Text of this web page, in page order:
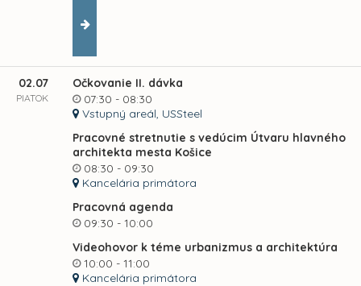
02.07
PIATOK
Očkovanie II. dávka
07:30 - 08:30
Vstupný areál, USSteel
Pracovné stretnutie s vedúcim Útvaru hlavného
architekta mesta Košice
08:30 - 09:30
Kancelária primátora
Pracovná agenda
09:30 - 10:00
Videohovor k téme urbanizmus a architektúra
10:00 - 11:00
Kancelária primátora